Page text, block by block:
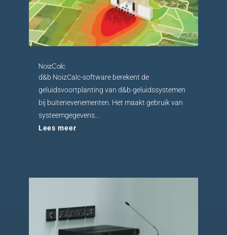
NoizCalc
d&b NoizCalc-software berekent de
geluidsvoortplanting van d&b-geluidssystemen
bij buitenevenementen. Het maakt gebruik van
systeemgegevens...
Lees meer